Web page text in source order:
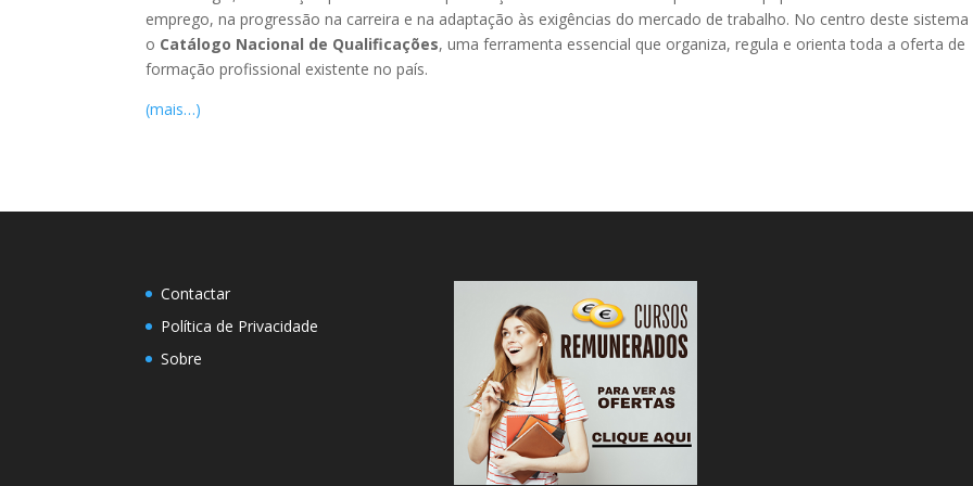
emprego, na progressão na carreira e na adaptação às exigências do mercado de trabalho. No centro deste
o Catálogo Nacional de Qualificações, uma ferramenta essencial que organiza, regula e orienta toda a oferta de
formação profissional existente no país.
(mais…)
Contactar
Política de Privacidade
Sobre